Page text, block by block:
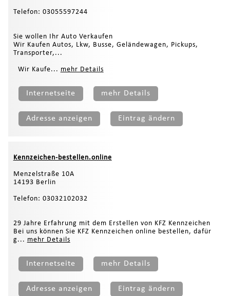
Telefon: 03055597244
Sie wollen Ihr Auto Verkaufen
Wir Kaufen Autos, Lkw, Busse, Geländewagen, Pickups,
Transporter,...
Wir Kaufe... mehr Details
Internetseite mehr Details
Adresse anzeigen Eintrag ändern
Kennzeichen-bestellen.online
Menzelstraße 10A
14193 Berlin
Telefon: 03032102032
29 Jahre Erfahrung mit dem Erstellen von KFZ Kennzeichen
Bei uns können Sie KFZ Kennzeichen online bestellen, dafür
g... mehr Details
Internetseite mehr Details
Adresse anzeigen Eintrag ändern